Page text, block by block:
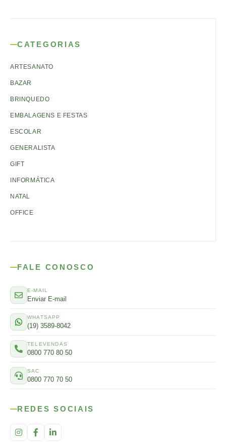
CATEGORIAS
ARTESANATO
BAZAR
BRINQUEDO
EMBALAGENS E FESTAS
ESCOLAR
GENERALISTA
GIFT
INFORMÁTICA
NATAL
OFFICE
FALE CONOSCO
E-MAIL
Enviar E-mail
WHATSAPP
(19) 3589-8042
TELEVENDAS
0800 770 80 50
SAC
0800 770 70 50
REDES SOCIAIS